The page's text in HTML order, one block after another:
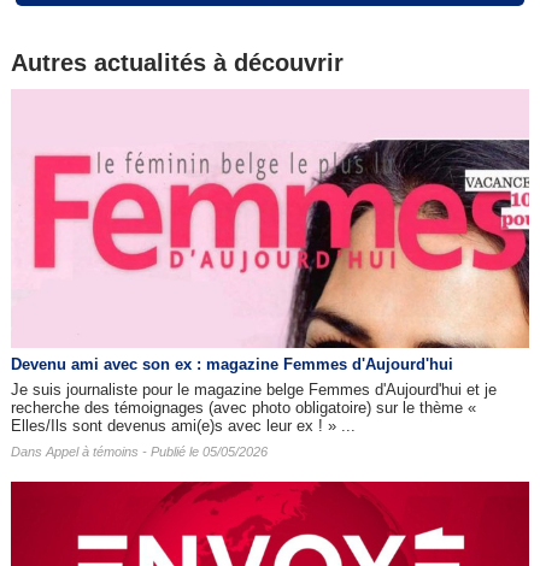
Autres actualités à découvrir
Devenu ami avec son ex : magazine Femmes d'Aujourd'hui
Je suis journaliste pour le magazine belge Femmes d'Aujourd'hui et je
recherche des témoignages (avec photo obligatoire) sur le thème «
Elles/Ils sont devenus ami(e)s avec leur ex ! » ...
Dans Appel à témoins - Publié le 05/05/2026